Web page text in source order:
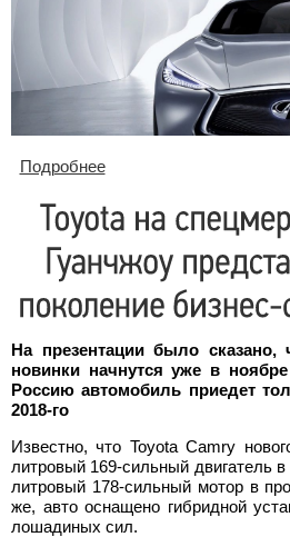
Подробнеео Infiniti рассекретила
На презентации было
новинки начнутся уже в
Россию автомобиль приедет
2018-го
Известно, что Toyota Camry
литровый 169-сильный двигатель
литровый 178-сильный мотор в
же, авто оснащено гибридной
лошадиных сил.